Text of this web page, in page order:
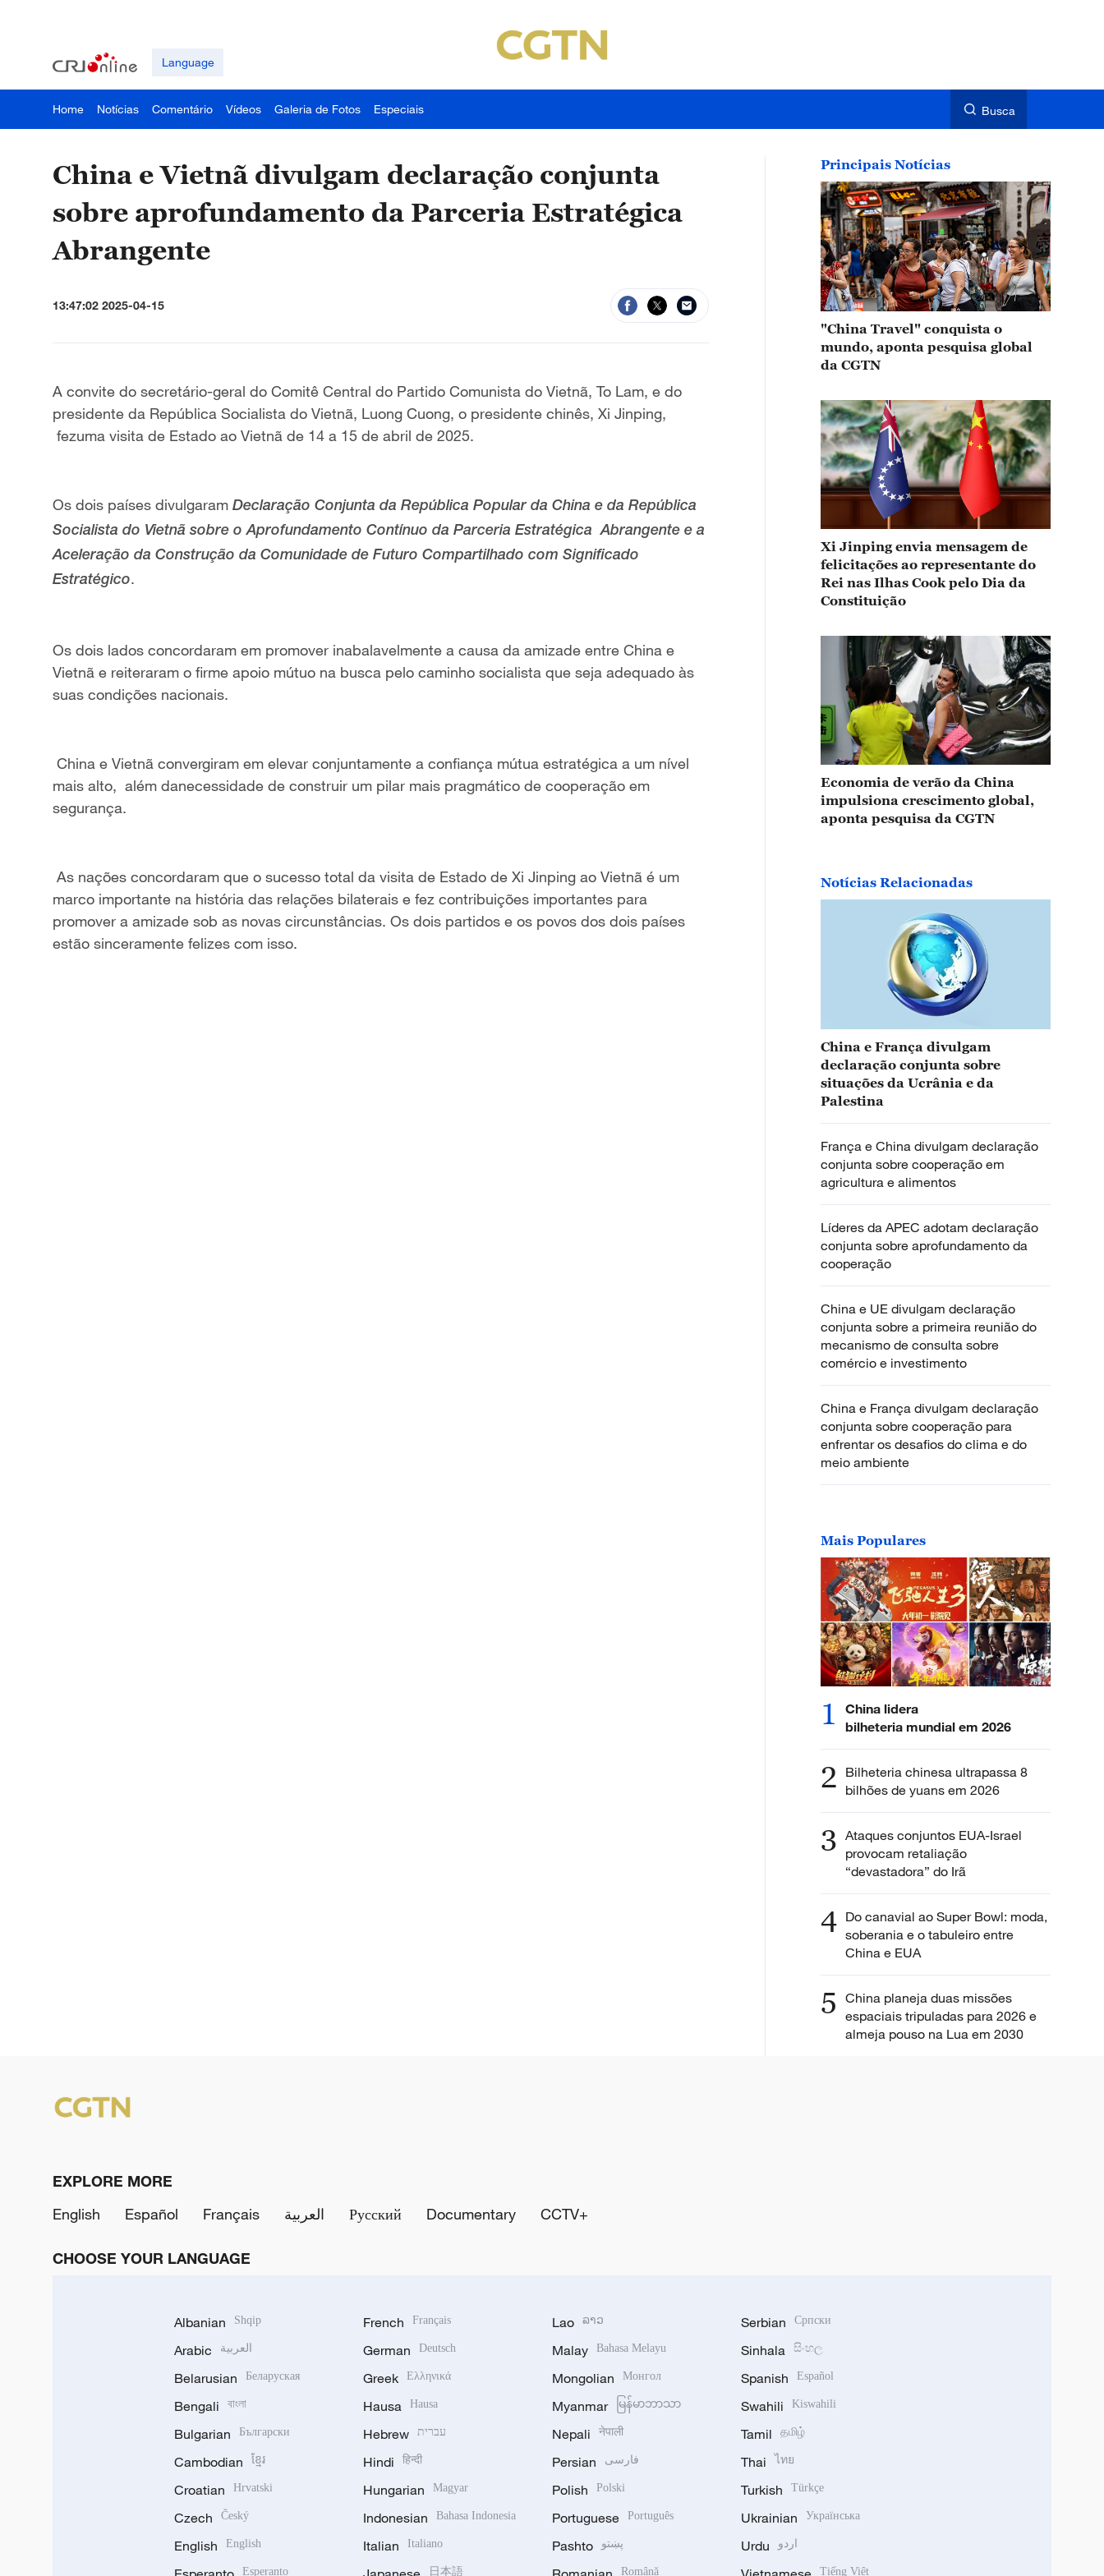
Language
Home Notícias Comentário Vídeos Galeria de Fotos Especiais Busca
China e Vietnã divulgam declaração conjunta
sobre aprofundamento da Parceria Estratégica
Abrangente
13:47:02 2025-04-15
A convite do secretário-geral do Comitê Central do Partido Comunista do Vietnã, To Lam, e do
presidente da República Socialista do Vietnã, Luong Cuong, o presidente chinês, Xi Jinping,
fezuma visita de Estado ao Vietnã de 14 a 15 de abril de 2025.
Os dois países divulgaram Declaração Conjunta da República Popular da China e da República
Socialista do Vietnã sobre o Aprofundamento Contínuo da Parceria Estratégica
Abrangente e a
Aceleração da Construção da Comunidade de Futuro Compartilhado com Significado
Estratégico.
Os dois lados concordaram em promover inabalavelmente a causa da amizade entre China e
Vietnã e reiteraram o firme apoio mútuo na busca pelo caminho socialista que seja adequado às
suas condições nacionais.
China e Vietnã convergiram em elevar conjuntamente a confiança mútua estratégica a um nível
mais alto, além danecessidade de construir um pilar mais pragmático de cooperação em
segurança.
As nações concordaram que o sucesso total da visita de Estado de Xi Jinping ao Vietnã é um
marco importante na história das relações bilaterais e fez contribuições importantes para
promover a amizade sob as novas circunstâncias. Os dois partidos e os povos dos dois países
estão sinceramente felizes com isso.
Principais Notícias
"China Travel" conquista o
mundo, aponta pesquisa global
da CGTN
Xi Jinping envia mensagem de
felicitações ao representante do
Rei nas Ilhas Cook pelo Dia da
Constituição
Economia de verão da China
impulsiona crescimento global,
aponta pesquisa da CGTN
Notícias Relacionadas
China e França divulgam
declaração conjunta sobre
situações da Ucrânia e da
Palestina
França e China divulgam declaração
conjunta sobre cooperação em
agricultura e alimentos
Líderes da APEC adotam declaração
conjunta sobre aprofundamento da
cooperação
China e UE divulgam declaração
conjunta sobre a primeira reunião do
mecanismo de consulta sobre
comércio e investimento
China e França divulgam declaração
conjunta sobre cooperação para
enfrentar os desafios do clima e do
meio ambiente
Mais Populares
1
China lidera
bilheteria mundial em 2026
2 Bilheteria chinesa ultrapassa 8
bilhões de yuans em 2026
3 Ataques conjuntos EUA-Israel
provocam retaliação
“devastadora” do Irã
4 Do canavial ao Super Bowl: moda,
soberania e o tabuleiro entre
China e EUA
5 China planeja duas missões
espaciais tripuladas para 2026 e
almeja pouso na Lua em 2030
EXPLORE MORE
English
Español Français العربية Русский Documentary CCTV+
CHOOSE YOUR LANGUAGE
Albanian Shqip
Arabic العربية
Belarusian Беларуская
Bengali বাংলা
Bulgarian Български
Cambodian ខ្មែរ
Croatian Hrvatski
Czech Český
English English
Esperanto
French Français
German Deutsch
Greek Ελληνικά
Hausa Hausa
Hebrew עברית
Hindi हिन्दी
Hungarian Magyar
Indonesian Bahasa Indonesia
Italian Italiano
日本語
Lao ລາວ
Malay Bahasa Melayu
Mongolian Монгол
Myanmar မြန်မာဘာသာ
Nepali नेपाली
Persian فارسی
Polish Polski
Portuguese Português
Pashto پښتو
Română
Serbian Српски
Sinhala සිංහල
Spanish Español
Swahili Kiswahili
Tamil தமிழ்
Thai ไทย
Turkish Türkçe
Ukrainian Українська
Urdu اردو
Tiếng Việt